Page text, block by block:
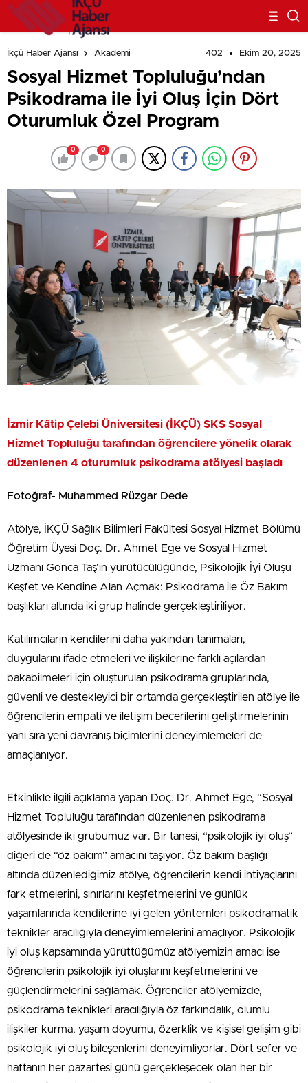
İkçü Haber Ajansı Akademi 402 Ekim 20, 2025
Sosyal Hizmet Topluluğu’ndan
Psikodrama ile İyi Oluş İçin Dört
Oturumluk Özel Program
0 0
İzmir Kâtip Çelebi Üniversitesi (İKÇÜ) SKS Sosyal
Hizmet Topluluğu tarafından öğrencilere yönelik olarak
düzenlenen 4 oturumluk psikodrama atölyesi başladı
Fotoğraf- Muhammed Rüzgar Dede
Atölye, İKÇÜ Sağlık Bilimleri Fakültesi Sosyal Hizmet Bölümü
Öğretim Üyesi Doç. Dr. Ahmet Ege ve Sosyal Hizmet
Uzmanı Gonca Taş’ın yürütücülüğünde, Psikolojik İyi Oluşu
Keşfet ve Kendine Alan Açmak: Psikodrama ile Öz Bakım
başlıkları altında iki grup halinde gerçekleştiriliyor.
Katılımcıların kendilerini daha yakından tanımaları,
duygularını ifade etmeleri ve ilişkilerine farklı açılardan
bakabilmeleri için oluşturulan psikodrama gruplarında,
güvenli ve destekleyici bir ortamda gerçekleştirilen atölye ile
öğrencilerin empati ve iletişim becerilerini geliştirmelerinin
yanı sıra yeni davranış biçimlerini deneyimlemeleri de
amaçlanıyor.
Etkinlikle ilgili açıklama yapan Doç. Dr. Ahmet Ege, “Sosyal
Hizmet Topluluğu tarafından düzenlenen psikodrama
atölyesinde iki grubumuz var. Bir tanesi, “psikolojik iyi oluş”
diğeri de “öz bakım” amacını taşıyor. Öz bakım başlığı
altında düzenlediğimiz atölye, öğrencilerin kendi ihtiyaçlarını
fark etmelerini, sınırlarını keşfetmelerini ve günlük
yaşamlarında kendilerine iyi gelen yöntemleri psikodramatik
teknikler aracılığıyla deneyimlemelerini amaçlıyor. Psikolojik
iyi oluş kapsamında yürüttüğümüz atölyemizin amacı ise
öğrencilerin psikolojik iyi oluşlarını keşfetmelerini ve
güçlendirmelerini sağlamak. Öğrenciler atölyemizde,
psikodrama teknikleri aracılığıyla öz farkındalık, olumlu
ilişkiler kurma, yaşam doyumu, özerklik ve kişisel gelişim gibi
psikolojik iyi oluş bileşenlerini deneyimliyorlar. Dört sefer ve
haftanın her pazartesi günü gerçekleşecek olan her bir